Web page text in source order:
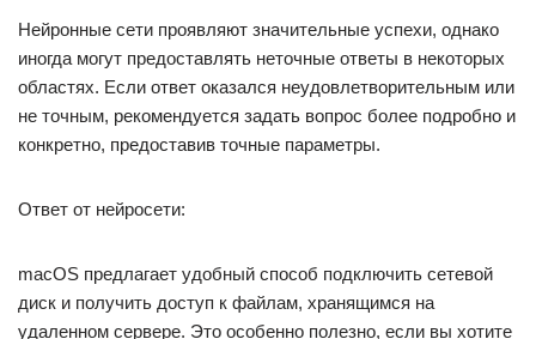
Нейронные сети проявляют значительные успехи, однако
иногда могут предоставлять неточные ответы в некоторых
областях. Если ответ оказался неудовлетворительным или
не точным, рекомендуется задать вопрос более подробно и
конкретно, предоставив точные параметры.
Ответ от нейросети:
macOS предлагает удобный способ подключить сетевой
диск и получить доступ к файлам, хранящимся на
удаленном сервере. Это особенно полезно, если вы хотите